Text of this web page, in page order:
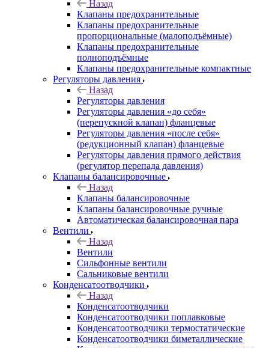
Назад
Клапаны предохранительные
Клапаны предохранительные
пропорциональные (малоподъёмные)
Клапаны предохранительные
полноподъёмные
Клапаны предохранительные компактные
Регуляторы давления
Назад
Регуляторы давления
Регуляторы давления «до себя»
(перепускной клапан) фланцевые
Регуляторы давления «после себя»
(редукционный клапан) фланцевые
Регуляторы давления прямого действия
(регулятор перепада давления)
Клапаны балансировочные
Назад
Клапаны балансировочные
Клапаны балансировочные ручные
Автоматическая балансировочная пара
Вентили
Назад
Вентили
Сильфонные вентили
Сальниковые вентили
Конденсатоотводчики
Назад
Конденсатоотводчики
Конденсатоотводчики поплавковые
Конденсатоотводчики термостатические
Конденсатоотводчики биметаллические